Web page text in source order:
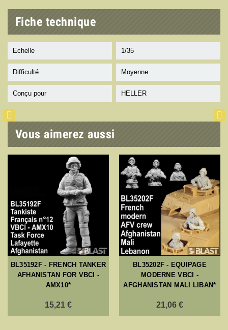
Fiche technique
Echelle 1/35
Difficulté Moyenne
Conçu pour HELLER
Vous aimerez aussi
BL35192F - FRENCH TANKER
AFHANISTAN FOR VBCI -
AMX10*
15,21 €
BL35202F - EQUIPAGE
MODERNE VBCI -
AFGHANISTAN MALI LIBAN*
21,06 €